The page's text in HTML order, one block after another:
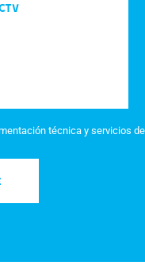
técnica y servicios de